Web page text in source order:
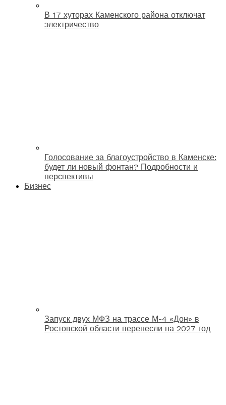
В 17 хуторах Каменского района отключат
электричество
Голосование за благоустройство в Каменске:
будет ли новый фонтан? Подробности и
перспективы
Бизнес
Запуск двух МФЗ на трассе М-4 «Дон» в
Ростовской области перенесли на 2027 год